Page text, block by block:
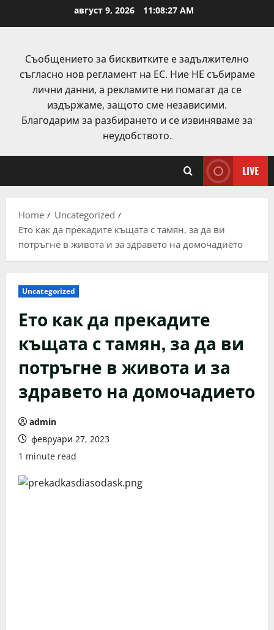
август 9, 2026 11:08:28 AM
Съобщението за бисквитките е задължително
съгласно нов регламент на ЕС. Ние НЕ събираме
лични данни, а рекламите ни помагат да се
издържаме, защото сме независими.
Благодарим за разбирането и се извиняваме за
неудобството.
LIVE
Home
Uncategorized
Ето как да прекадите къщата с тамян, за да ви
потръгне в живота и за здравето на домочадието
Uncategorized
Ето как да прекадите
къщата с тамян, за да ви
потръгне в живота и за
здравето на домочадието
admin
февруари 27, 2023
1 minute read